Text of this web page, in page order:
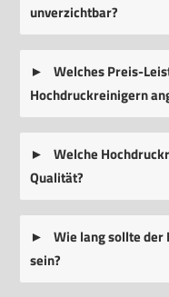
unverzichtbar?
Welches Preis-
Hochdruckreinigern
Welche
Qualität?
Wie lang sollte der
sein?